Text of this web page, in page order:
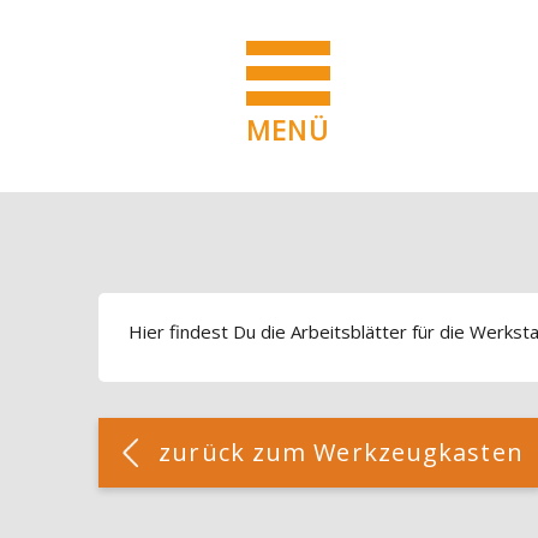
MENÜ
Blöcke
Hier findest Du die Arbeitsblätter für die
Blöcke
[Cocoon] Custom HTML überspringen
zurück zum Werkzeugkasten